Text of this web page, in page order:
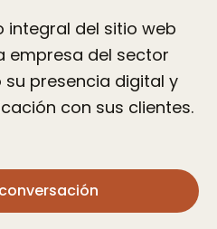
integral del sitio web
empresa del sector
presencia digital y
con sus clientes.